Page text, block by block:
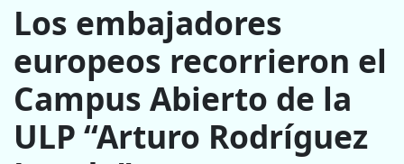
Los embajadores
europeos recorrieron el
Campus Abierto de la
ULP “Arturo Rodríguez